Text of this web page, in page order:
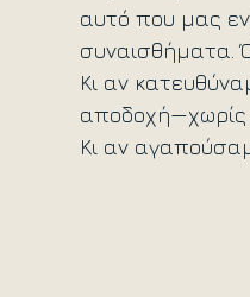
αυτό που μας
συναισθήματα.
Κι αν
αποδοχή—χωρίς
Κι αν